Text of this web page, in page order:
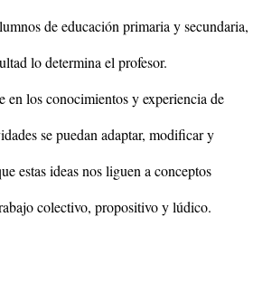
de educación primaria y secundaria,
lo determina el profesor.
en los conocimientos y experiencia de
se puedan adaptar, modificar y
estas ideas nos liguen a conceptos
colectivo, propositivo y lúdico.